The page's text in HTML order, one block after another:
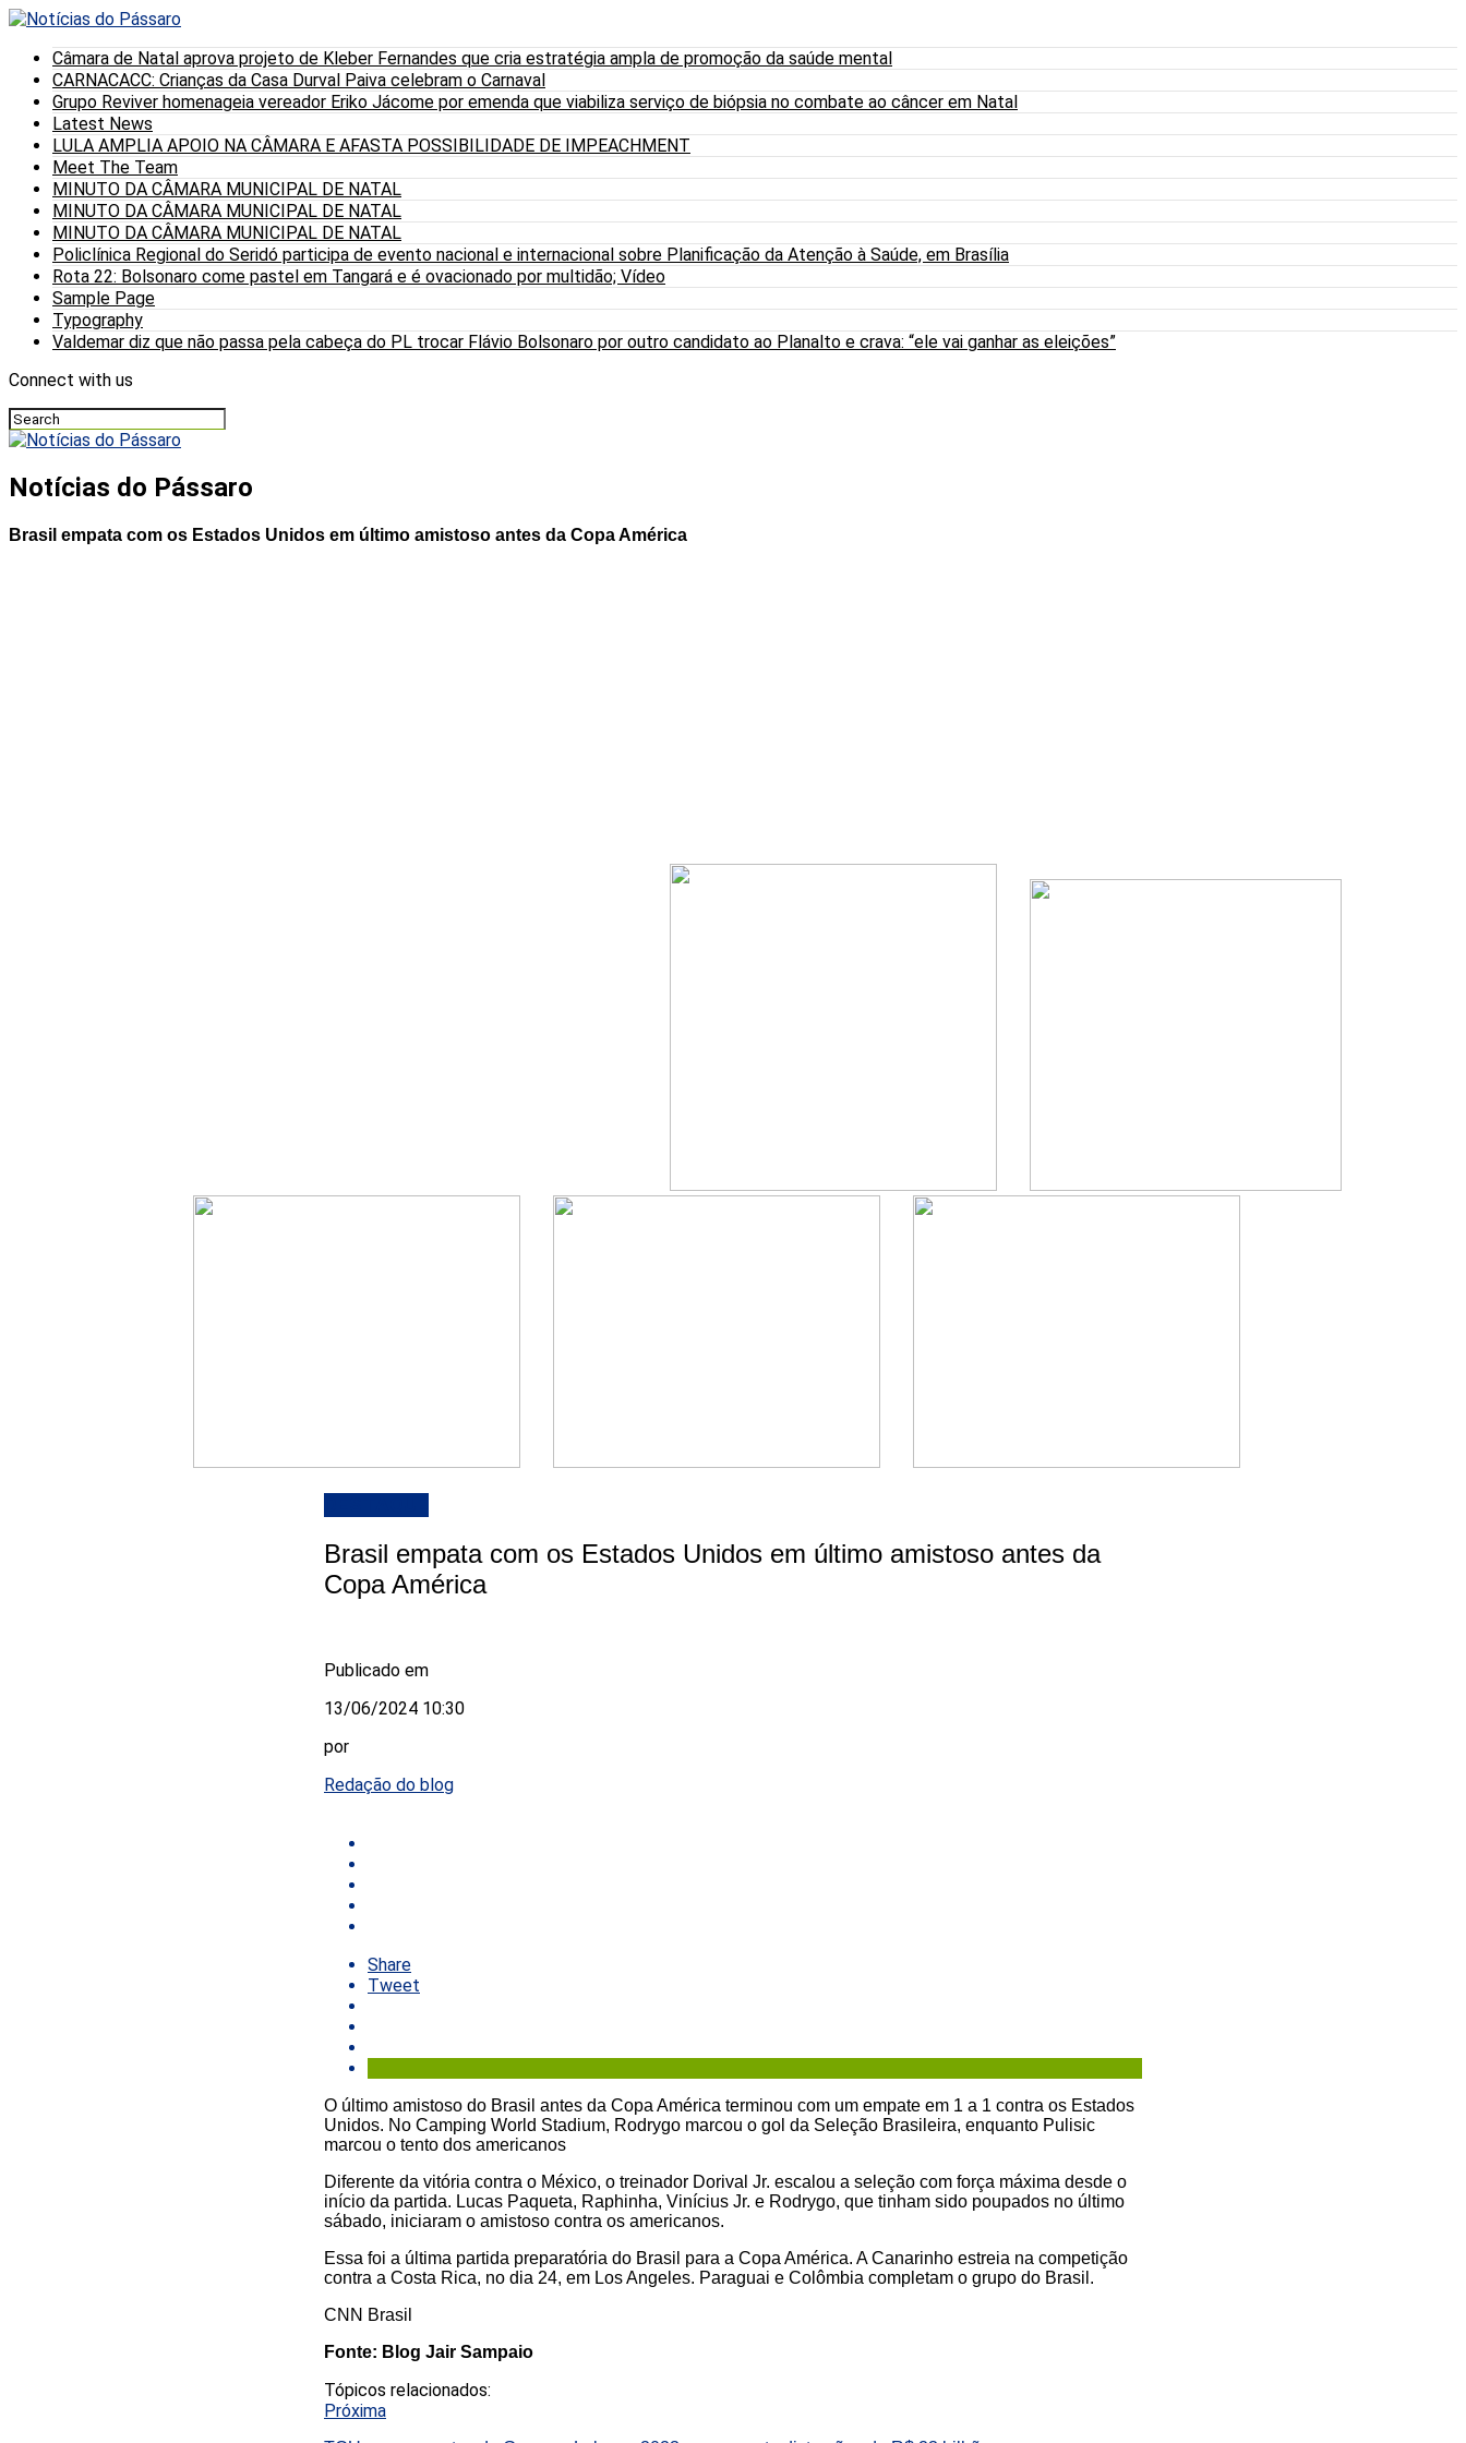
Câmara de Natal aprova projeto de Kleber Fernandes que cria estratégia ampla de promoção da saúde mental
CARNACACC: Crianças da Casa Durval Paiva celebram o Carnaval
Grupo Reviver homenageia vereador Eriko Jácome por emenda que viabiliza serviço de biópsia no combate ao câncer em Natal
Latest News
LULA AMPLIA APOIO NA CÂMARA E AFASTA POSSIBILIDADE DE IMPEACHMENT
Meet The Team
MINUTO DA CÂMARA MUNICIPAL DE NATAL
MINUTO DA CÂMARA MUNICIPAL DE NATAL
MINUTO DA CÂMARA MUNICIPAL DE NATAL
Policlínica Regional do Seridó participa de evento nacional e internacional sobre Planificação da Atenção à Saúde, em Brasília
Rota 22: Bolsonaro come pastel em Tangará e é ovacionado por multidão; Vídeo
Sample Page
Typography
Valdemar diz que não passa pela cabeça do PL trocar Flávio Bolsonaro por outro candidato ao Planalto e crava: “ele vai ganhar as eleições”
Connect with us
Notícias do Pássaro
Brasil empata com os Estados Unidos em último amistoso antes da Copa América
Brasil empata com os Estados Unidos em último amistoso antes da
Copa América
Publicado em
13/06/2024 10:30
por
Redação do blog
Share
Tweet
O último amistoso do Brasil antes da Copa América terminou com um empate em 1 a 1 contra os Estados
Unidos. No Camping World Stadium, Rodrygo marcou o gol da Seleção Brasileira, enquanto Pulisic
marcou o tento dos americanos
Diferente da vitória contra o México, o treinador Dorival Jr. escalou a seleção com força máxima desde o
início da partida. Lucas Paqueta, Raphinha, Vinícius Jr. e Rodrygo, que tinham sido poupados no último
sábado, iniciaram o amistoso contra os americanos.
Essa foi a última partida preparatória do Brasil para a Copa América. A Canarinho estreia na competição
contra a Costa Rica, no dia 24, em Los Angeles. Paraguai e Colômbia completam o grupo do Brasil.
CNN Brasil
Fonte: Blog Jair Sampaio
Tópicos relacionados:
Próxima